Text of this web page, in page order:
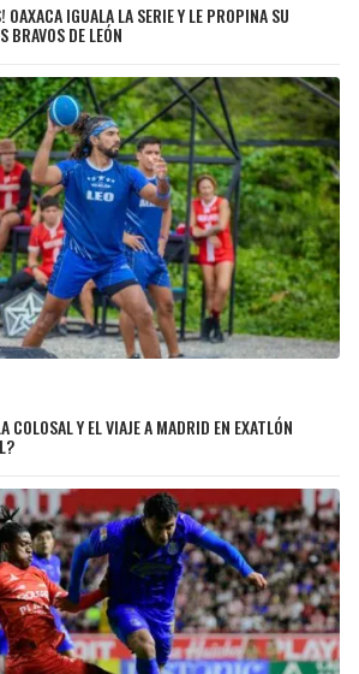
OAXACA IGUALA LA SERIE Y LE PROPINA SU
BRAVOS DE LEÓN
COLOSAL Y EL VIAJE A MADRID EN EXATLÓN